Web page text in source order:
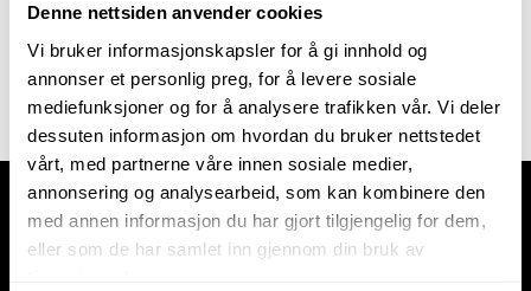
Denne nettsiden anvender cookies
Vi bruker informasjonskapsler for å gi innhold og
annonser et personlig preg, for å levere sosiale
mediefunksjoner og for å analysere trafikken vår. Vi deler
dessuten informasjon om hvordan du bruker nettstedet
vårt, med partnerne våre innen sosiale medier,
annonsering og analysearbeid, som kan kombinere den
med annen informasjon du har gjort tilgjengelig for dem,
eller som de har samlet inn gjennom din bruk av
har jobbet med kundebehandling, relasjonsbygging og
målrettet salgsarbeid.